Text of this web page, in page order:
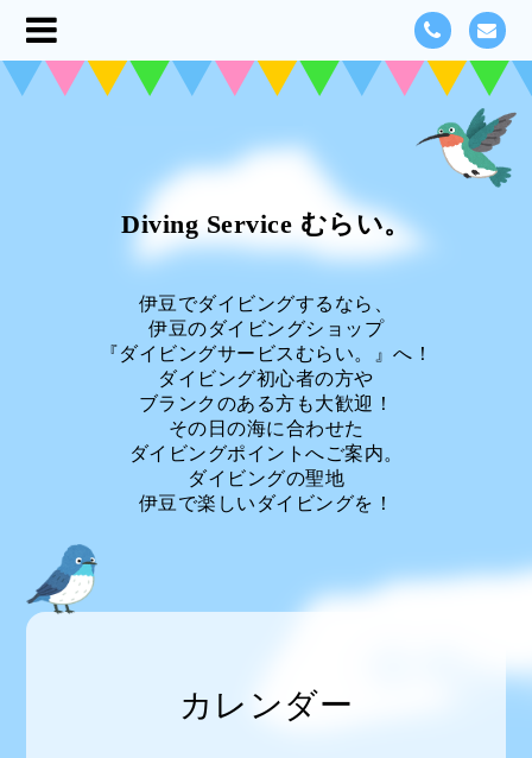
Diving Service むらい。
伊豆でダイビングするなら、
伊豆のダイビングショップ
『ダイビングサービスむらい。』へ！
ダイビング初心者の方や
ブランクのある方も大歓迎！
その日の海に合わせた
ダイビングポイントへご案内。
ダイビングの聖地
伊豆で楽しいダイビングを！
カレンダー